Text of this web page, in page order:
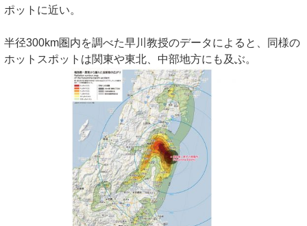
ポットに近い。
半径300km圏内を調べた早川教授のデータによると、同様の
ホットスポットは関東や東北、中部地方にも及ぶ。